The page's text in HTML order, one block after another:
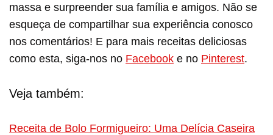
massa e surpreender sua família e amigos. Não se
esqueça de compartilhar sua experiência conosco
nos comentários! E para mais receitas deliciosas
como esta, siga-nos no Facebook e no Pinterest.
Veja também:
Receita de Bolo Formigueiro: Uma Delícia Caseira